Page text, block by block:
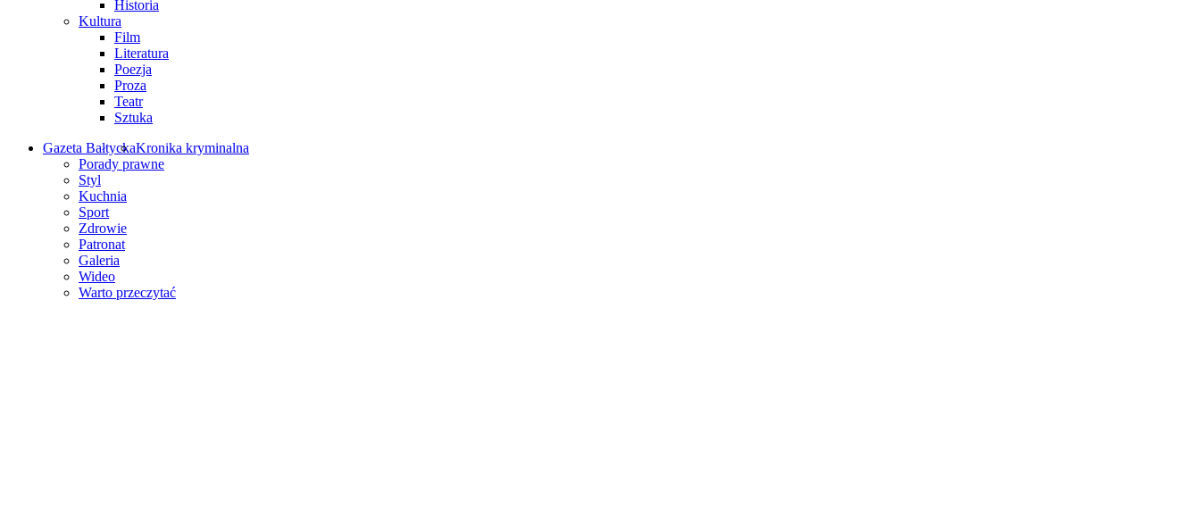
Historia
Kultura
Film
Literatura
Poezja
Proza
Teatr
Sztuka
Gazeta BałtyckaKronika kryminalna
Porady prawne
Styl
Kuchnia
Sport
Zdrowie
Patronat
Galeria
Wideo
Warto przeczytać